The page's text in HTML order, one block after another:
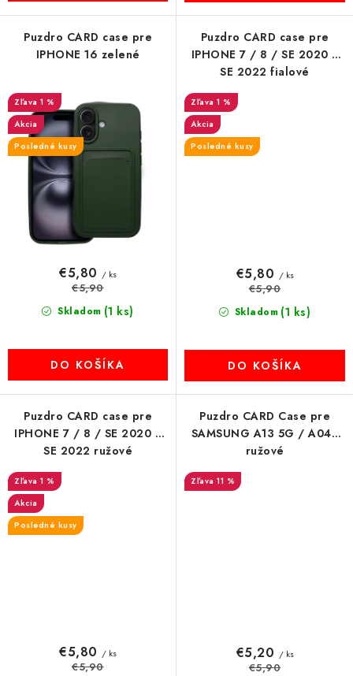
Puzdro CARD case pre
IPHONE 16 zelené
1 %
Akcia
Posledné kusy
Skladom (1 ks)
€5,80 / ks
€5,90
DO KOŠÍKA
Puzdro CARD case pre
IPHONE 7 / 8 / SE 2020 /
SE 2022 fialové
1 %
Akcia
Posledné kusy
Skladom (1 ks)
€5,80 / ks
€5,90
DO KOŠÍKA
Puzdro CARD case pre
IPHONE 7 / 8 / SE 2020 /
SE 2022 ružové
1 %
Akcia
Posledné kusy
€5,80 / ks
€5,90
Puzdro CARD Case pre
SAMSUNG A13 5G / A04S
ružové
11 %
€5,20 / ks
€5,90